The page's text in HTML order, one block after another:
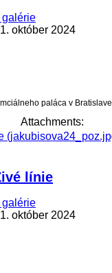
galérie
október 2024
paláca v Bratislave
Attachments:
línie
galérie
október 2024